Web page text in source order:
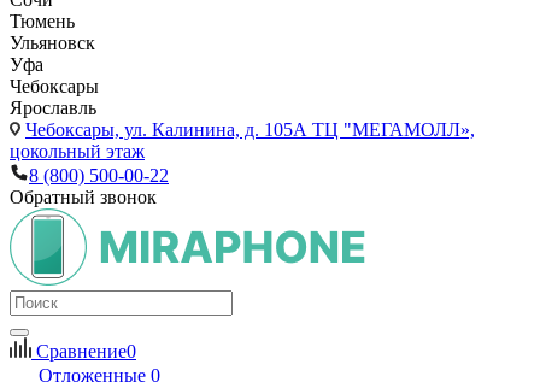
Тюмень
Ульяновск
Уфа
Чебоксары
Ярославль
Чебоксары, ул. Калинина, д. 105А ТЦ "МЕГАМОЛЛ»,
цокольный этаж
8 (800) 500-00-22
Обратный звонок
Сравнение0
Отложенные 0